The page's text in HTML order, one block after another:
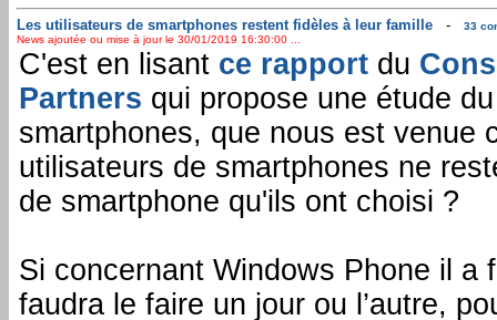
Les utilisateurs de smartphones restent fidèles à leur famille -
33
News ajoutée ou mise à jour le 30/01/2019 16:30:00 ...
C'est en lisant ce rapport du
Partners qui propose une étude
smartphones, que nous est venue
utilisateurs de smartphones ne
de smartphone qu'ils ont choisi ?
Si concernant Windows Phone il a
faudra le faire un jour ou l’autre,